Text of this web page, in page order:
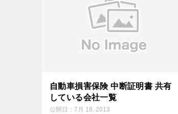
自動車損害保険 中断証明書 共有
している会社一覧
公開日： 7月 18, 2013